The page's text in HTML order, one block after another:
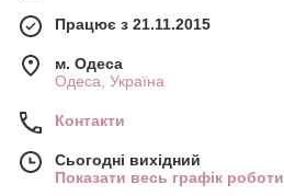
Працює з 21.11.2015
м. Одеса
Одеса, Україна
Контакти
Сьогодні вихідний
Показати весь графік роботи